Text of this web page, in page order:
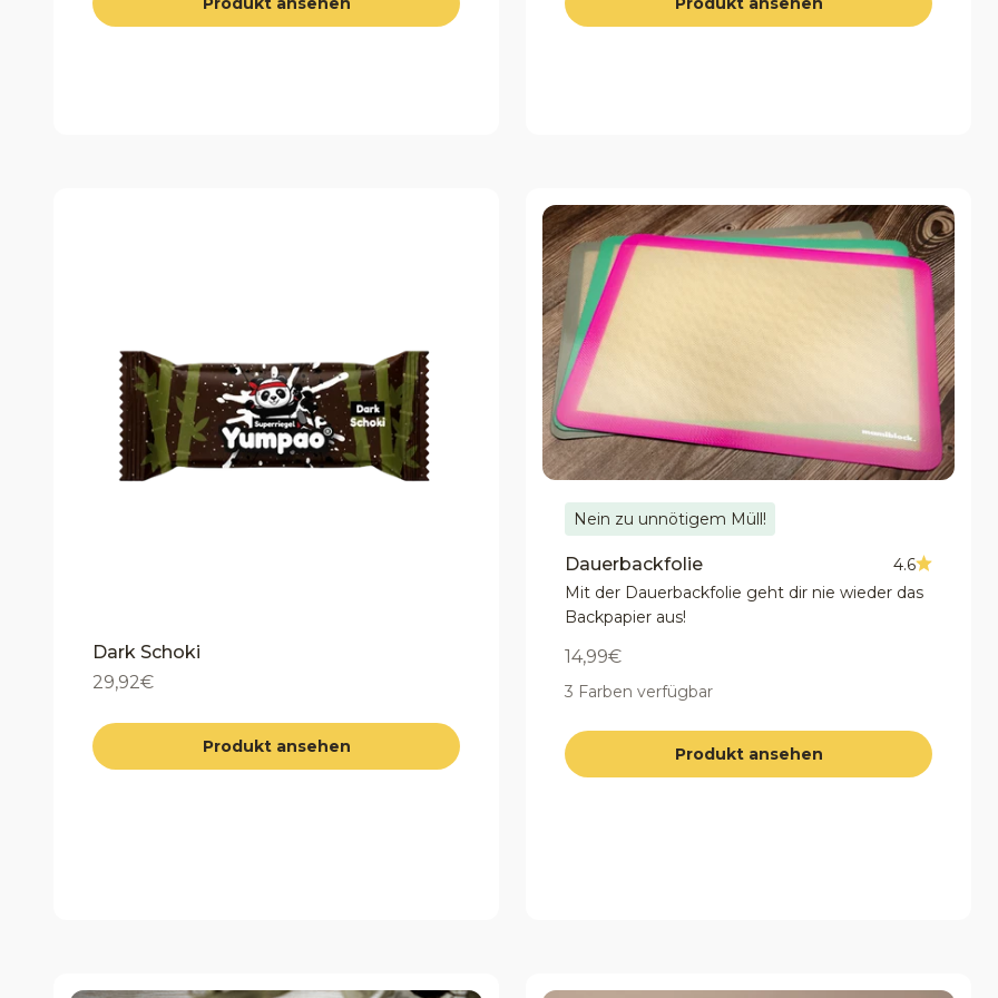
Dark Schoki
Angebot
29,92€
Produkt ansehen
Nein zu unnötigem Müll!
Dauerbackfolie
4.6
Mit der Dauerbackfolie geht dir nie wieder das
Backpapier aus!
Angebot
14,99€
3 Farben verfügbar
Produkt ansehen